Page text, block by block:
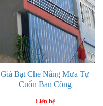
Giá Bạt Che Nắng Mưa Tự
Cuốn Ban Công
Liên hệ